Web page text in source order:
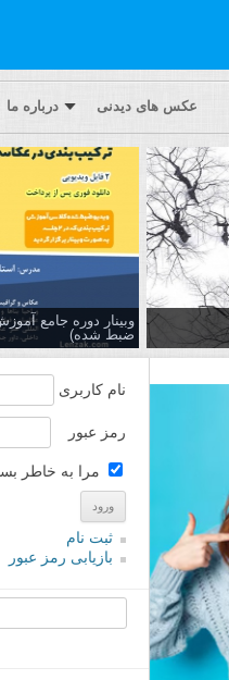
عکس های دیدنی درباره ما
وبینار دوره جامع
ضبط شده)
نام کاربری
رمز عبور
مرا به خاطر
ثبت نام
بازیابی رمز عبور